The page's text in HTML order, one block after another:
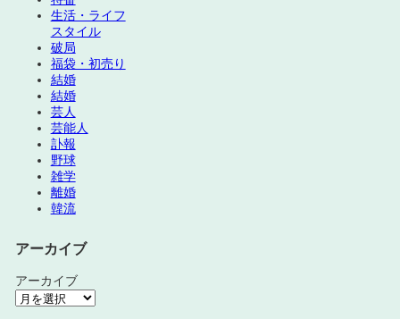
生活・ライフ
スタイル
破局
福袋・初売り
結婚
結婚
芸人
芸能人
訃報
野球
雑学
離婚
韓流
アーカイブ
アーカイブ